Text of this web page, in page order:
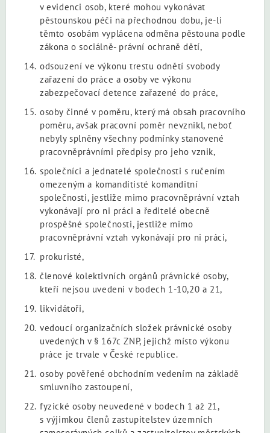
v evidenci osob, které mohou vykonávat
pěstounskou péči na přechodnou dobu, je-li
těmto osobám vyplácena odměna pěstouna podle
zákona o sociálně- právní ochraně dětí,
odsouzení ve výkonu trestu odnětí svobody
zařazení do práce a osoby ve výkonu
zabezpečovací detence zařazené do práce,
osoby činné v poměru, který má obsah pracovního
poměru, avšak pracovní poměr nevznikl, neboť
nebyly splněny všechny podmínky stanovené
pracovněprávními předpisy pro jeho vznik,
společníci a jednatelé společnosti s ručením
omezeným a komanditisté komanditní
společnosti, jestliže mimo pracovněprávní vztah
vykonávají pro ni práci a ředitelé obecně
prospěšné společnosti, jestliže mimo
pracovněprávní vztah vykonávají pro ni práci,
prokuristé,
členové kolektivních orgánů právnické osoby,
kteří nejsou uvedeni v bodech 1-10,20 a 21,
likvidátoři,
vedoucí organizačních složek právnické osoby
uvedených v § 167c ZNP, jejichž místo výkonu
práce je trvale v České republice.
osoby pověřené obchodním vedením na základě
smluvního zastoupení,
fyzické osoby neuvedené v bodech 1 až 21,
s výjimkou členů zastupitelstev územních